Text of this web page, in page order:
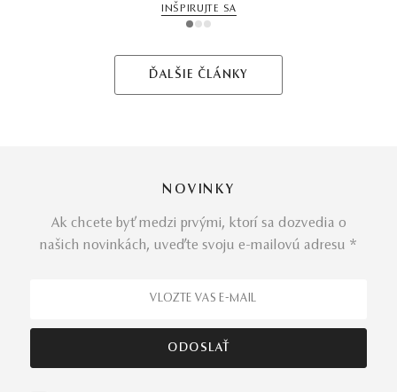
INŠPIRUJTE SA
1 2 3
ĎALŠIE ČLÁNKY
NOVINKY
Ak chcete byť medzi prvými, ktorí sa dozvedia o
našich novinkách, uveďte svoju e-mailovú adresu *